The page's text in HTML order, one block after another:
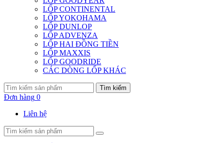
LỐP CONTINENTAL
LỐP YOKOHAMA
LỐP DUNLOP
LỐP ADVENZA
LỐP HAI ĐỒNG TIỀN
LỐP MAXXIS
LỐP GOODRIDE
CÁC DÒNG LỐP KHÁC
Tìm kiếm
Đơn hàng 0
Liên hệ